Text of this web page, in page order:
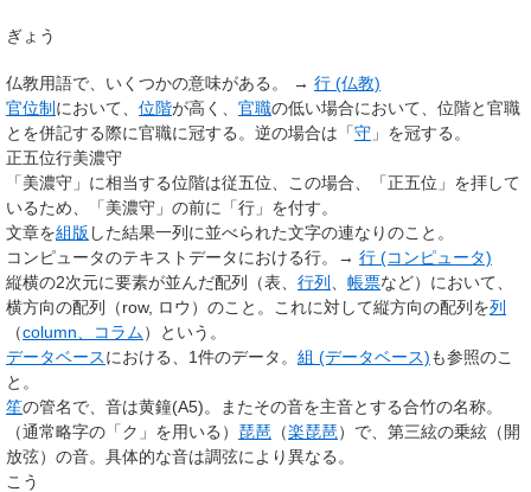
ぎょう
仏教用語で、いくつかの意味がある。 → 行 (仏教)
官位制 において、 位階が高く、 官職の低い場合において、位階と官職
とを併記する際に官職に冠する。逆の場合は「守 」を冠する。
正五位行美濃守
「美濃守」に相当する位階は従五位、この場合、「正五位」を拝して
いるため、「美濃守」の前に「行」を付す。
文章を組版 した結果一列に並べられた文字の連なりのこと。
コンピュータのテキストデータにおける行。→ 行 (コンピュータ)
縦横の2次元に要素が並んだ配列（表、 行列 帳票など）において、
横方向の配列（row, ロウ）のこと。これに対して縦方向の配列を列
（column、コラム）という。
データベースにおける、1件のデータ。 組 (データベース)も参照のこ
と。
笙の管名で、音は黄鐘(A5)。またその音を主音とする合竹の名称。
（通常略字の「ク」を用いる） 琵琶 （楽琵琶）で、第三絃の乗絃（開
放弦）の音。具体的な音は調弦により異なる。
こう